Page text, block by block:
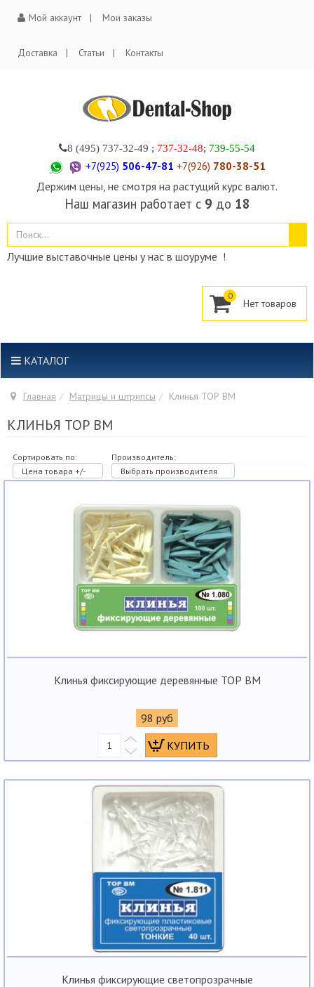
Мой аккаунт Мои заказы
Доставка Статьи Контакты
8 (495) 737-32-49 ; 737-32-48; 739-55-54
+7(925) 506-47-81 +7(926) 780-38-51
Держим цены, не смотря на растущий курс валют.
Наш магазин работает с 9 до 18
Лучшие выставочные цены у нас в шоуруме !
0
КАТАЛОГ
Главная Матрицы и штрипсы Клинья ТОР ВМ
КЛИНЬЯ ТОР ВМ
Сортировать по:
Цена товара +/-
Производитель:
Выбрать производителя
Клинья фиксирующие деревянные ТОР ВМ
98 руб
Клинья фиксирующие светопрозрачные